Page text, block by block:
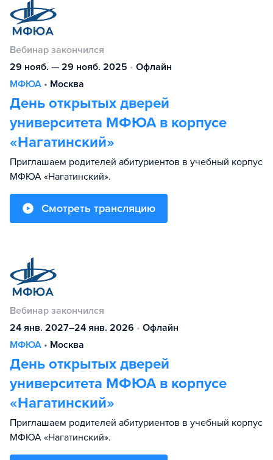
Вебинар закончился
29 нояб. — 29 нояб. 2025 • Офлайн
МФЮА • Москва
День открытых дверей
университета МФЮА в корпусе
«Нагатинский»
Приглашаем родителей абитуриентов в учебный корпус
МФЮА «Нагатинский».
Смотреть трансляцию
Вебинар закончился
24 янв. 2027–24 янв. 2026 • Офлайн
МФЮА • Москва
День открытых дверей
университета МФЮА в корпусе
«Нагатинский»
Приглашаем родителей абитуриентов в учебный корпус
МФЮА «Нагатинский».